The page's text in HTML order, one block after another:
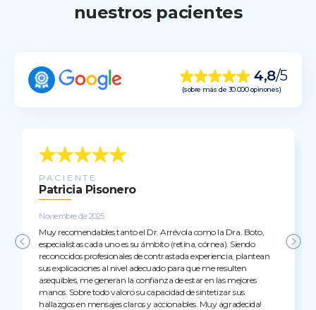
nuestros pacientes
4,8/5
(sobre más de 30.000 opinones)
PACIENTE
Patricia Pisonero
Noviembre de 2025
Muy recomendables tanto el Dr. Arrévola como la Dra. Boto,
especialistas cada uno es su ámbito (retina, córnea). Siendo
reconocidos profesionales de contrastada experiencia, plantean
sus explicaciones al nivel adecuado para que me resulten
asequibles, me generan la confianza de estar en las mejores
manos. Sobre todo valoro su capacidad de sintetizar sus
hallazgos en mensajes claros y accionables. Muy agradecida!